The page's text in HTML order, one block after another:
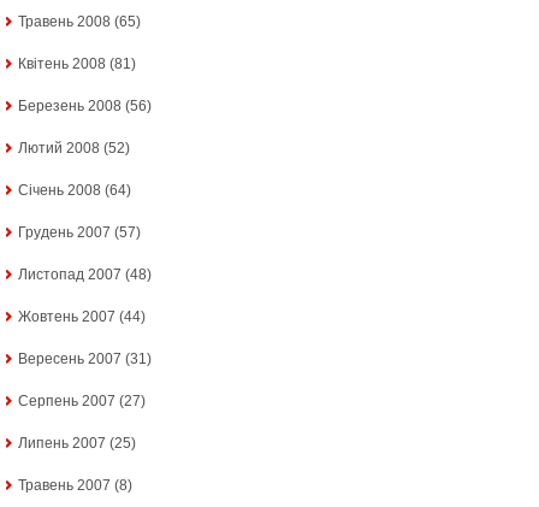
Травень 2008 (65)
Квітень 2008 (81)
Березень 2008 (56)
Лютий 2008 (52)
Січень 2008 (64)
Грудень 2007 (57)
Листопад 2007 (48)
Жовтень 2007 (44)
Вересень 2007 (31)
Серпень 2007 (27)
Липень 2007 (25)
Травень 2007 (8)